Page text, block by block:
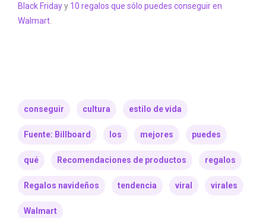
Black Fridayy 10 regalos que sólo puedes conseguir en
Walmart.
conseguir cultura estilo de vida
Fuente: Billboard los mejores puedes
qué Recomendaciones de productos regalos
Regalos navideños tendencia viral virales
Walmart